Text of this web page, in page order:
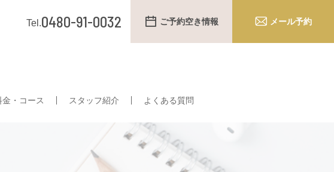
金・コース スタッフ紹介 よくある質問
0480-91-0032 ご予約空き情報 メール予約